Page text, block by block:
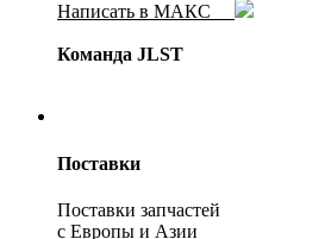
Написать в МАКС
Команда JLST
Поставки
Поставки запчастей
с Европы и Азии